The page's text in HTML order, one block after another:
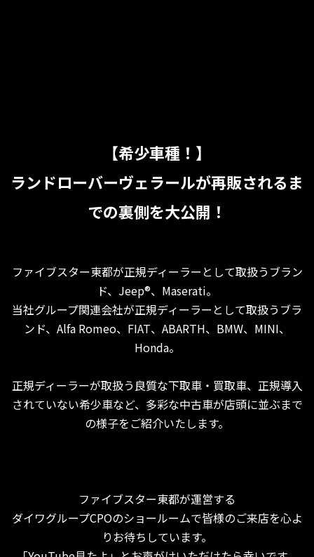
【希少車種！】
ランドローバーヴェラールが再販されるま
での裏側を大公開！
ファイブスター東都が正規ディーラーとして取扱うブラン
ド、Jeep®、Maserati。
当社グループ関連会社が正規ディーラーとして取扱うブラ
ンド、Alfa Romeo、FIAT、ABARTH、BMW、MINI、
Honda。
正規ディーラーが取扱う良質な下取車・買取車、正規導入
されていない希少車など、多彩な中古車が店頭に並ぶまで
の様子をご紹介いたします。
ファイブスター東都が運営する
ダイワグループCPOのショールームで皆様のご来店を心よ
りお待ちしています。